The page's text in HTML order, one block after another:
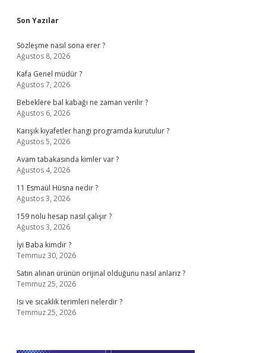
Sidebar
Son Yazılar
Sözleşme nasıl sona erer ?
Ağustos 8, 2026
Kafa Genel müdür ?
Ağustos 7, 2026
Bebeklere bal kabağı ne zaman verilir ?
Ağustos 6, 2026
Karışık kıyafetler hangi programda kurutulur ?
Ağustos 5, 2026
Avam tabakasında kimler var ?
Ağustos 4, 2026
11 Esmaül Hüsna nedir ?
Ağustos 3, 2026
159 nolu hesap nasıl çalışır ?
Ağustos 3, 2026
İyi Baba kimdir ?
Temmuz 30, 2026
Satın alınan ürünün orijinal olduğunu nasıl anlarız ?
Temmuz 25, 2026
Isı ve sıcaklık terimleri nelerdir ?
Temmuz 25, 2026